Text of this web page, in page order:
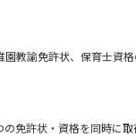
研究
徴を調べる
教諭免許状、保育士資
免許状・資格を同時に取